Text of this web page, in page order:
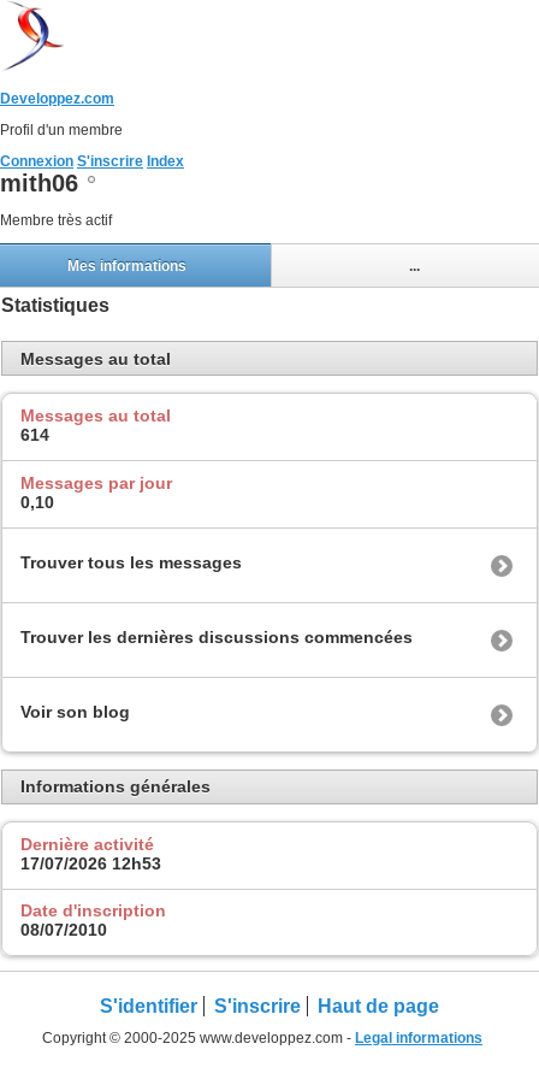
Developpez.com
Profil d'un membre
Connexion S'inscrire Index
mith06
Membre très actif
Mes informations ...
Statistiques
Messages au total
Messages au total
614
Messages par jour
0,10
Trouver tous les messages
Trouver les dernières discussions commencées
Voir son blog
Informations générales
Dernière activité
17/07/2026 12h53
Date d'inscription
08/07/2010
S'identifier S'inscrire Haut de page
Copyright © 2000-2025 www.developpez.com - Legal informations